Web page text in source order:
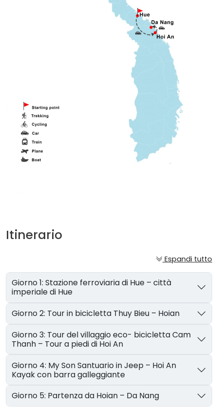
Itinerario
Espandi tutto
Giorno 1: Stazione ferroviaria di Hue – città
imperiale di Hue
Giorno 2: Tour in bicicletta Thuy Bieu – Hoian
Giorno 3: Tour del villaggio eco- bicicletta Cam
Thanh – Tour a piedi di Hoi An
Giorno 4: My Son Santuario in Jeep – Hoi An
Kayak con barra galleggiante
Giorno 5: Partenza da Hoian – Da Nang